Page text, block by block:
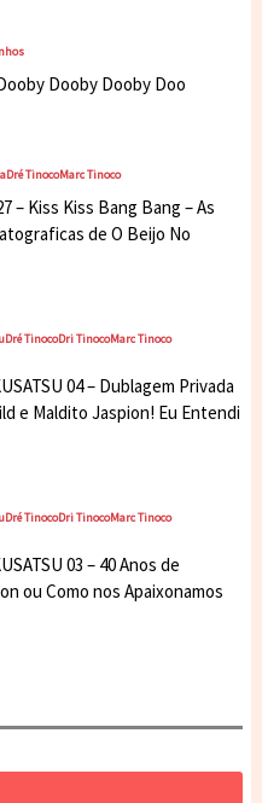
Dooby Dooby Doo
Dré TinocoMarc Tinoco
– Kiss Kiss Bang Bang – As
de O Beijo No
Dré TinocoDri TinocoMarc Tinoco
04 – Dublagem Privada
e Maldito Jaspion! Eu Entendi
Dré TinocoDri TinocoMarc Tinoco
03 – 40 Anos de
ou Como nos Apaixonamos